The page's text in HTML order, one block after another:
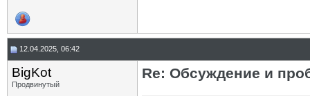
12.04.2025, 06:42
BigKot
Продвинутый
Re: Обсуждение и